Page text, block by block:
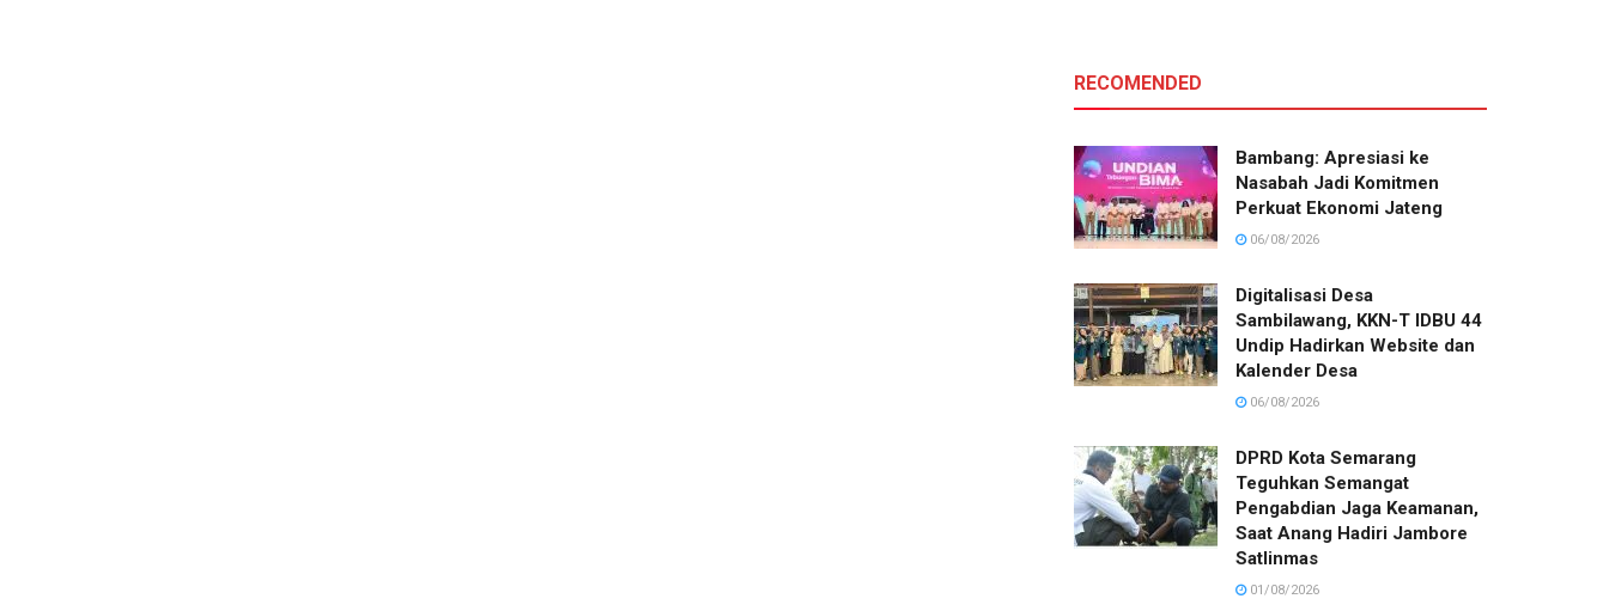
RECOMENDED
Bambang: Apresiasi ke
Nasabah Jadi Komitmen
Perkuat Ekonomi Jateng
06/08/2026
Digitalisasi Desa
Sambilawang, KKN-T IDBU 44
Undip Hadirkan Website dan
Kalender Desa
06/08/2026
DPRD Kota Semarang
Teguhkan Semangat
Pengabdian Jaga Keamanan,
Saat Anang Hadiri Jambore
Satlinmas
01/08/2026